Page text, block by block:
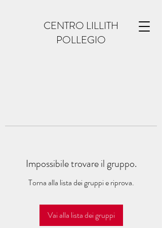
CENTRO LILLITH
POLLEGIO
Impossibile trovare il gruppo.
Torna alla lista dei gruppi e riprova.
Vai alla lista dei gruppi